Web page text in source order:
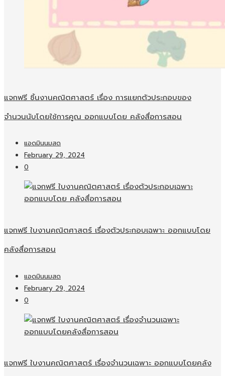
แจกฟรี ชิ้นงานคณิตศาสตร์ เรื่อง การแยกตัวประกอบของ
จำนวนนับโดยใช้การคูณ ออกแบบโดย คลังสื่อการสอน
แอดมินนมสด
February 29, 2024
0
แจกฟรี ใบงานคณิตศาสตร์ เรื่องตัวประกอบเฉพาะ ออกแบบโดย
คลังสื่อการสอน
แอดมินนมสด
February 29, 2024
0
แจกฟรี ใบงานคณิตศาสตร์ เรื่องจำนวนเฉพาะ ออกแบบโดยคลัง